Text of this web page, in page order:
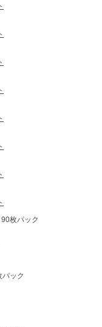
枚パック
パック